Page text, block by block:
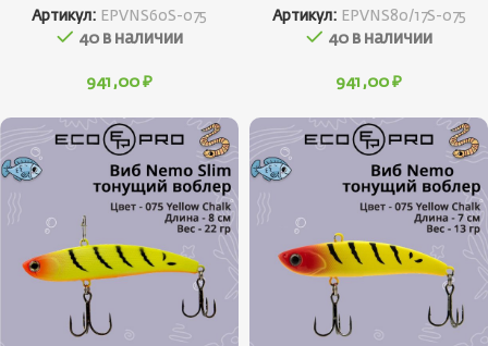
Артикул: EPVNS60S-075
40 в наличии
941,00 ₽
Артикул: EPVNS80/17S-075
40 в наличии
941,00 ₽